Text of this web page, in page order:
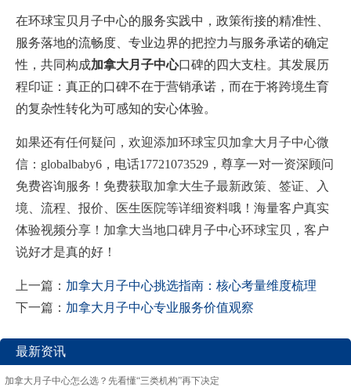
在环球宝贝月子中心的服务实践中，政策衔接的精准性、
服务落地的流畅度、专业边界的把控力与服务承诺的确定
性，共同构成‌加拿大月子中心‌口碑的四大支柱。其发展历
程印证：真正的口碑不在于营销承诺，而在于将跨境生育
的复杂性转化为可感知的安心体验。
如果还有任何疑问，欢迎添加环球宝贝加拿大月子中心微
信：globalbaby6，电话17721073529，尊享一对一资深顾问
免费咨询服务！免费获取加拿大生子最新政策、签证、入
境、流程、报价、医生医院等详细资料哦！海量客户真实
体验视频分享！加拿大当地口碑月子中心环球宝贝，客户
说好才是真的好！
上一篇： 加拿大月子中心挑选指南：核心考量维度梳理
下一篇： 加拿大月子中心专业服务价值观察
最新资讯
加拿大月子中心怎么选？先看懂“三类机构”再下决定